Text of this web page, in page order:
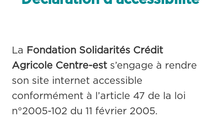
La Fondation Solidarités Crédit
Agricole Centre-est s’engage à rendre
son site internet accessible
conformément à l’article 47 de la loi
n°2005-102 du 11 février 2005.